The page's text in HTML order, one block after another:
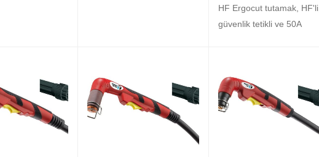
HF Ergocut tutamak, HF'li,
güvenlik tetikli ve 50A